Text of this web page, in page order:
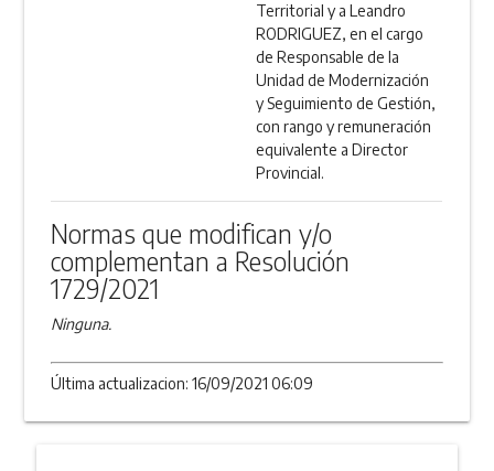
Territorial y a Leandro
RODRIGUEZ, en el cargo
de Responsable de la
Unidad de Modernización
y Seguimiento de Gestión,
con rango y remuneración
equivalente a Director
Provincial.
Normas que modifican y/o
complementan a Resolución
1729/2021
Ninguna.
Última actualizacion: 16/09/2021 06:09